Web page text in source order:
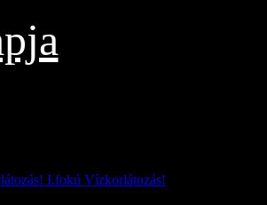
I.fokú Vízkorlátozás!